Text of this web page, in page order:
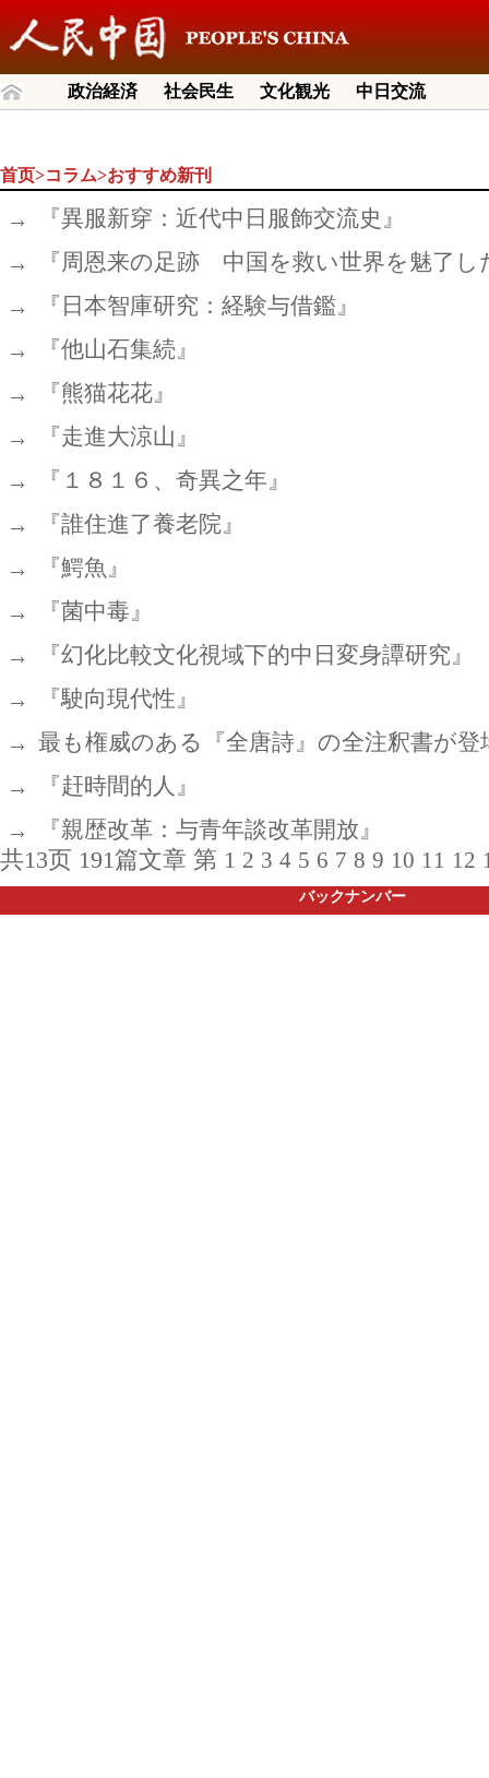
政治経済 社会民生 文化観光 中日交流
首页>コラム>おすすめ新刊
『異服新穿：近代中日服飾交流史』
『周恩来の足跡 中国を救い世界を魅了し
『日本智庫研究：経験与借鑑』
『他山石集続』
『熊猫花花』
『走進大涼山』
『１８１６、奇異之年』
『誰住進了養老院』
『鰐魚』
『菌中毒』
『幻化比較文化視域下的中日変身譚研究』
『駛向現代性』
最も権威のある『全唐詩』の全注釈書が登
『赶時間的人』
『親歴改革：与青年談改革開放』
共13页 191篇文章 第 1 2 3 4 5 6 7 8 9 10 11 12
バックナンバー